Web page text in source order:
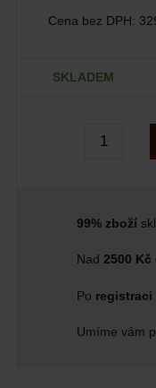
Cena bez DPH:
SKLADEM
99% zboží
Nad 2500 Kč
Po registraci
Umíme vám